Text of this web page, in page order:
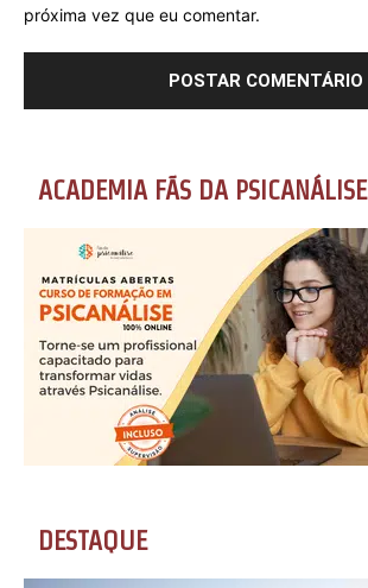
próxima vez que eu comentar.
ACADEMIA FÃS DA PSICANÁLISE
DESTAQUE